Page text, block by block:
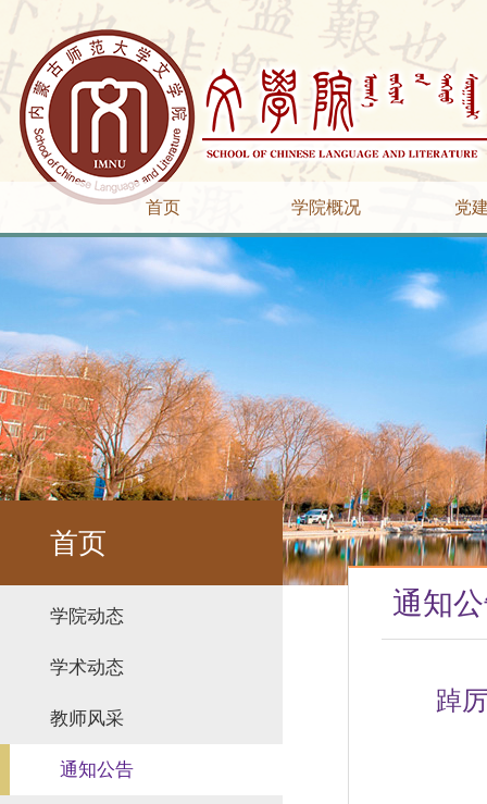
首页 学院概况 党
首页
学院动态
学术动态
教师风采
通知公告
通知
踔